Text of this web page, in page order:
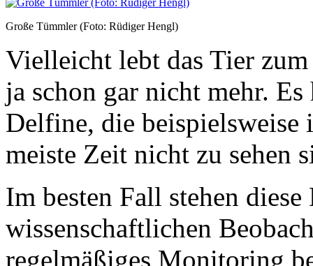
Große Tümmler (Foto: Rüdiger Hengl)
Vielleicht lebt das Tier
ja schon gar nicht mehr.
Delfine, die
meiste Zeit nicht zu sehen
Im besten Fall stehen
wissenschaftlichen
regelmäßiges Monitoring